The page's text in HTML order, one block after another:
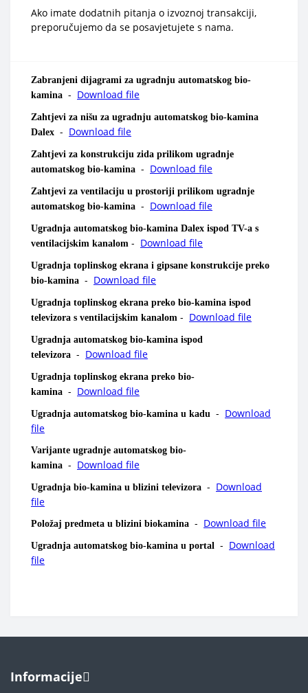
Ako imate dodatnih pitanja o izvoznoj transakciji,
preporučujemo da se posavjetujete s nama.
Zabranjeni dijagrami za ugradnju automatskog bio-
kamina - Download file
Zahtjevi za nišu za ugradnju automatskog bio-kamina
Dalex - Download file
Zahtjevi za konstrukciju zida prilikom ugradnje
automatskog bio-kamina - Download file
Zahtjevi za ventilaciju u prostoriji prilikom ugradnje
automatskog bio-kamina - Download file
Ugradnja automatskog bio-kamina Dalex ispod TV-a s
ventilacijskim kanalom - Download file
Ugradnja toplinskog ekrana i gipsane konstrukcije preko
bio-kamina - Download file
Ugradnja toplinskog ekrana preko bio-kamina ispod
televizora s ventilacijskim kanalom - Download file
Ugradnja automatskog bio-kamina ispod
televizora - Download file
Ugradnja toplinskog ekrana preko bio-
kamina - Download file
Ugradnja automatskog bio-kamina u kadu - Download
file
Varijante ugradnje automatskog bio-
kamina - Download file
Ugradnja bio-kamina u blizini televizora - Download
file
Položaj predmeta u blizini biokamina - Download file
Ugradnja automatskog bio-kamina u portal - Download
file
Informacije